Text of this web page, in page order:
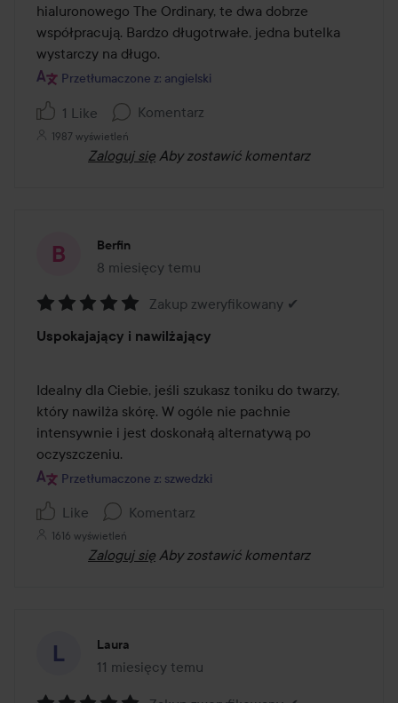
hialuronowego The Ordinary, te dwa dobrze
współpracują. Bardzo długotrwałe, jedna butelka
wystarczy na długo.
Przetłumaczone z: angielski
1 Like Komentarz
1987 wyświetleń
Zaloguj się Aby zostawić komentarz
Berfin
8 miesięcy temu
Post został utworzony 8 miesięcy temu
5
5
Zakup zweryfikowany ✔
Uspokajający i nawilżający
Idealny dla Ciebie, jeśli szukasz toniku do twarzy,
który nawilża skórę. W ogóle nie pachnie
intensywnie i jest doskonałą alternatywą po
oczyszczeniu.
Przetłumaczone z: szwedzki
Like Komentarz
1616 wyświetleń
Zaloguj się Aby zostawić komentarz
Laura
11 miesięcy temu
Post został utworzony 11 miesięcy temu